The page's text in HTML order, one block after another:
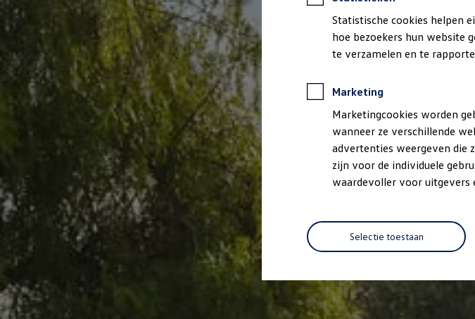
Statistische cookies helpen
hoe bezoekers hun website
te verzamelen en te
Marketing
Marketingcookies worden
wanneer ze verschillende
advertenties weergeven die
zijn voor de individuele
waardevoller voor uitgevers
Selectie toestaan
Volkswagen-apps, inloggen en shop
Mobiele telefoon en auto koppelen
Updates voor software, kaarten en radio
Veelgestelde vragen
Banden
Garantie
Navigatie-update
Service Scan
Volkswagen legt uit
Verzekering
Over Volkswagen
Volkswagen en TeamNL
Volkswagen en Oranje
Volkswagen en SEA Water
Volkswagen Clubs
Universele autobedrijven
Volkswagen GTI
Contact